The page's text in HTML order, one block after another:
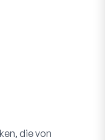
die von